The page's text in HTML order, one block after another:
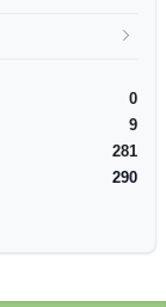
0
9
281
290